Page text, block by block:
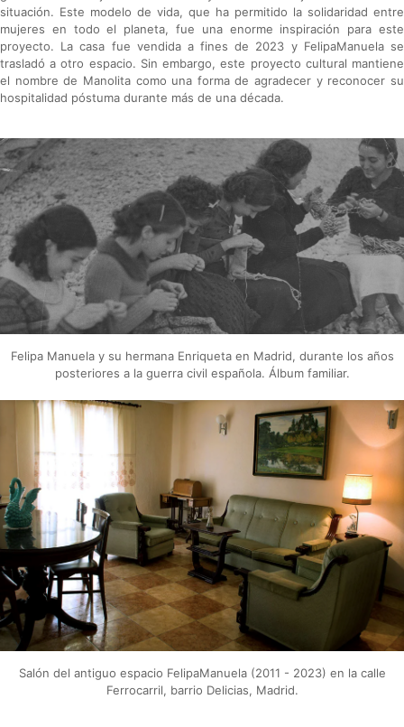
situación. Este modelo de vida, que ha permitido la solidaridad entre
mujeres en todo el planeta, fue una enorme inspiración para este
proyecto. La casa fue vendida a fines de 2023 y FelipaManuela se
trasladó a otro espacio. Sin embargo, este proyecto cultural mantiene
el nombre de Manolita como una forma de agradecer y reconocer su
hospitalidad póstuma durante más de una década.
Felipa Manuela y su hermana Enriqueta en Madrid, durante los años
posteriores a la guerra civil española. Álbum familiar.
Salón del antiguo espacio FelipaManuela (2011 - 2023) en la calle
Ferrocarril, barrio Delicias, Madrid.